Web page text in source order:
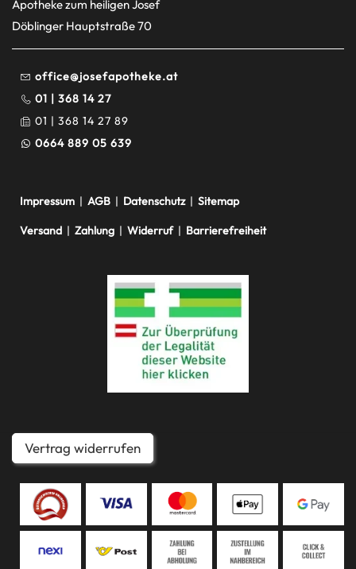
Apotheke zum heiligen Josef
Döblinger Hauptstraße 70
office@josefapotheke.at
01 | 368 14 27
01 | 368 14 27 89
0664 889 05 639
Impressum | AGB | Datenschutz| Sitemap
Versand | Zahlung | Widerruf| Barrierefreiheit
Vertrag widerrufen